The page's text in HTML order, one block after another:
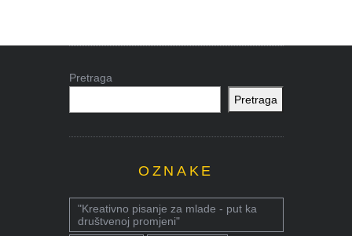
Pretraga
Pretraga
OZNAKE
"Kreativno pisanje za mlade - put ka
društvenoj promjeni"